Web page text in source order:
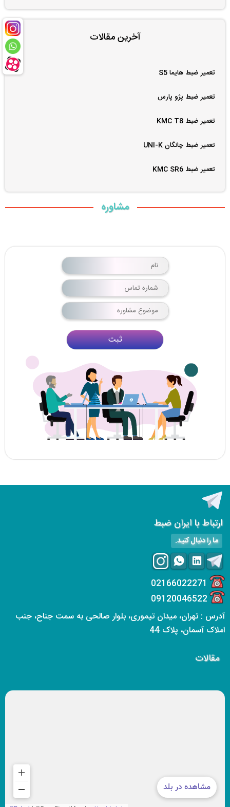
آخرین مقالات
تعمیر ضبط هایما S5
تعمیر ضبط پژو پارس
تعمیر ضبط KMC T8
تعمیر ضبط چانگان UNI-K
تعمیر ضبط KMC SR6
مشاوره
ثبت
ارتباط با ایران ضبط
ما را دنبال کنید.
02166022271
09120046522
آدرس : تهران، میدان تیموری، بلوار صالحی به سمت جناح، جنب
املاک آسمان، پلاک 44
مقالات